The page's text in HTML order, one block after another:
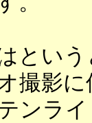
とい
撮影
ンラ